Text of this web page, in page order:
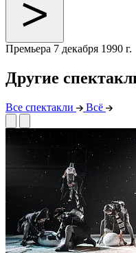
Премьера 7 декабря 1990 г.
Другие
Все спектакли Всё